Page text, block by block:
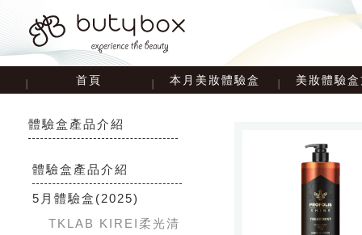
首頁 本月美妝體驗盒 美妝體驗
體驗盒產品介紹
體驗盒產品介紹
5月體驗盒 (2025)
TKLAB KIREI柔光清